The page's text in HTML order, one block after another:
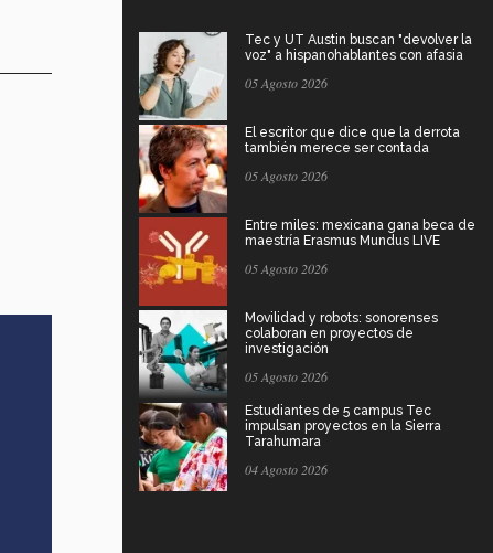
Tec y UT Austin buscan "devolver la
voz" a hispanohablantes con afasia
05 Agosto 2026
El escritor que dice que la derrota
también merece ser contada
05 Agosto 2026
Entre miles: mexicana gana beca de
maestría Erasmus Mundus LIVE
05 Agosto 2026
Movilidad y robots: sonorenses
colaboran en proyectos de
investigación
05 Agosto 2026
Estudiantes de 5 campus Tec
impulsan proyectos en la Sierra
Tarahumara
04 Agosto 2026